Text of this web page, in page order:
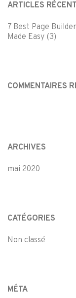
ARTICLES
7 Best Page
Made Easy (3)
COMMENTAIRES
ARCHIVES
mai 2020
CATÉGORIES
Non classé
MÉTA